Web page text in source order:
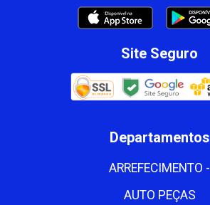
Site Seguro
Departamentos
ARREFECIMENTO -
AUTO PEÇAS